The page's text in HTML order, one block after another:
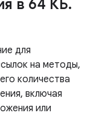
в 64 КБ.
для
на методы,
количества
включая
или